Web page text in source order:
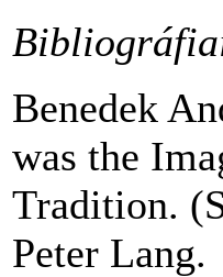
Benedek
was the
Tradition.
Peter Lang.